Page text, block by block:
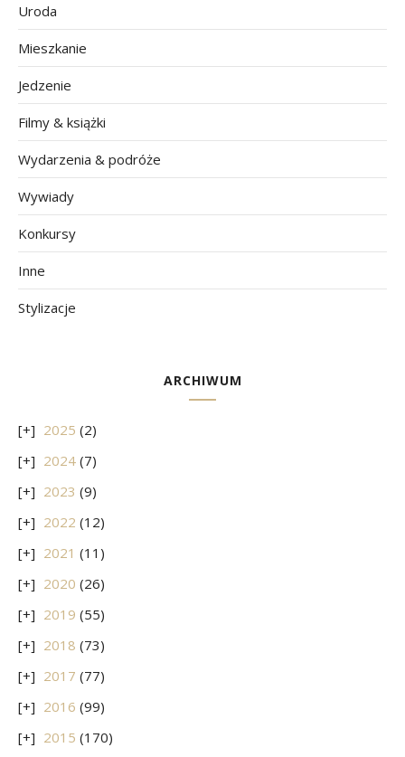
Uroda
Mieszkanie
Jedzenie
Filmy & książki
Wydarzenia & podróże
Wywiady
Konkursy
Inne
Stylizacje
ARCHIWUM
2025 (2)
2024 (7)
2023 (9)
2022 (12)
2021 (11)
2020 (26)
2019 (55)
2018 (73)
2017 (77)
2016 (99)
2015 (170)